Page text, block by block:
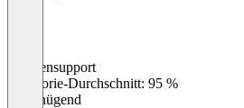
Kundensupport
Kategorie-Durchschnitt: 95 %
Ungenügend